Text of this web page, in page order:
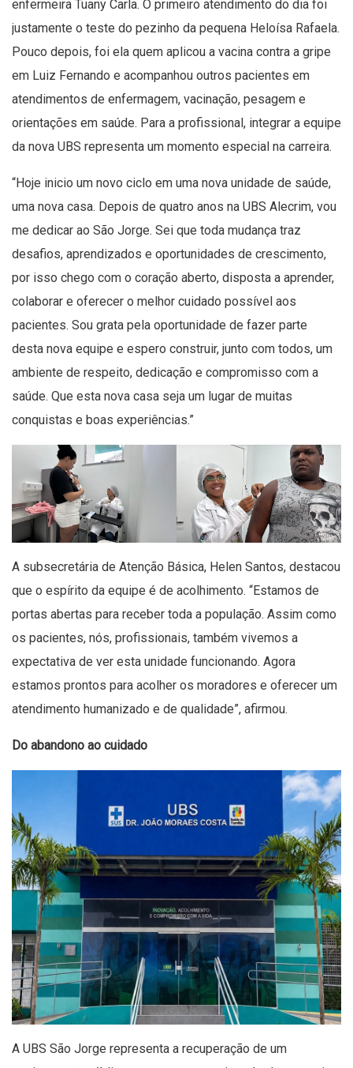
enfermeira Tuany Carla. O primeiro atendimento do dia foi
justamente o teste do pezinho da pequena Heloísa Rafaela.
Pouco depois, foi ela quem aplicou a vacina contra a gripe
em Luiz Fernando e acompanhou outros pacientes em
atendimentos de enfermagem, vacinação, pesagem e
orientações em saúde. Para a profissional, integrar a equipe
da nova UBS representa um momento especial na carreira.
“Hoje inicio um novo ciclo em uma nova unidade de saúde,
uma nova casa. Depois de quatro anos na UBS Alecrim, vou
me dedicar ao São Jorge. Sei que toda mudança traz
desafios, aprendizados e oportunidades de crescimento,
por isso chego com o coração aberto, disposta a aprender,
colaborar e oferecer o melhor cuidado possível aos
pacientes. Sou grata pela oportunidade de fazer parte
desta nova equipe e espero construir, junto com todos, um
ambiente de respeito, dedicação e compromisso com a
saúde. Que esta nova casa seja um lugar de muitas
conquistas e boas experiências.”
A subsecretária de Atenção Básica, Helen Santos, destacou
que o espírito da equipe é de acolhimento. “Estamos de
portas abertas para receber toda a população. Assim como
os pacientes, nós, profissionais, também vivemos a
expectativa de ver esta unidade funcionando. Agora
estamos prontos para acolher os moradores e oferecer um
atendimento humanizado e de qualidade”, afirmou.
Do abandono ao cuidado
A UBS São Jorge representa a recuperação de um